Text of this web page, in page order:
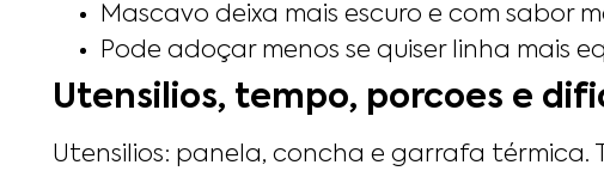
Mascavo deixa mais escuro e com sabor
Pode adoçar menos se quiser linha mais
Utensilios, tempo, porcoes e
Utensilios: panela, concha e garrafa térmica.